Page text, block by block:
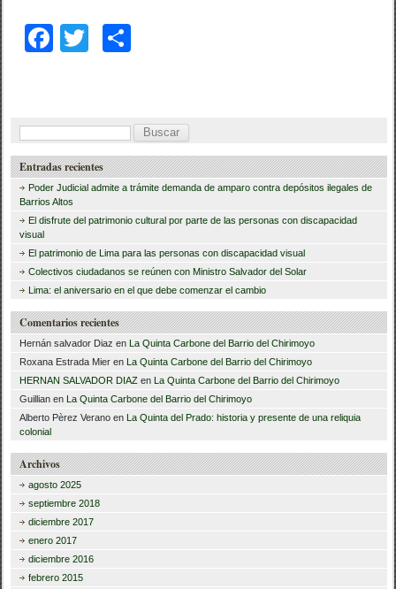
F
e
b
o
o
T
er p
ar
tir
B
u
s
c
a
r
:
Entradas recientes
Poder Judicial admite a trámite demanda de amparo contra depósitos ilegales de
Barrios Altos
El disfrute del patrimonio cultural por parte de las personas con discapacidad
visual
El patrimonio de Lima para las personas con discapacidad visual
Colectivos ciudadanos se reúnen con Ministro Salvador del Solar
Lima: el aniversario en el que debe comenzar el cambio
Comentarios recientes
Hernán salvador Diaz en La Quinta Carbone del Barrio del Chirimoyo
Roxana Estrada Mier en La Quinta Carbone del Barrio del Chirimoyo
HERNAN SALVADOR DIAZ en La Quinta Carbone del Barrio del Chirimoyo
Guillian en La Quinta Carbone del Barrio del Chirimoyo
Alberto Pèrez Verano en La Quinta del Prado: historia y presente de una reliquia
colonial
Archivos
agosto 2025
septiembre 2018
diciembre 2017
enero 2017
diciembre 2016
febrero 2015